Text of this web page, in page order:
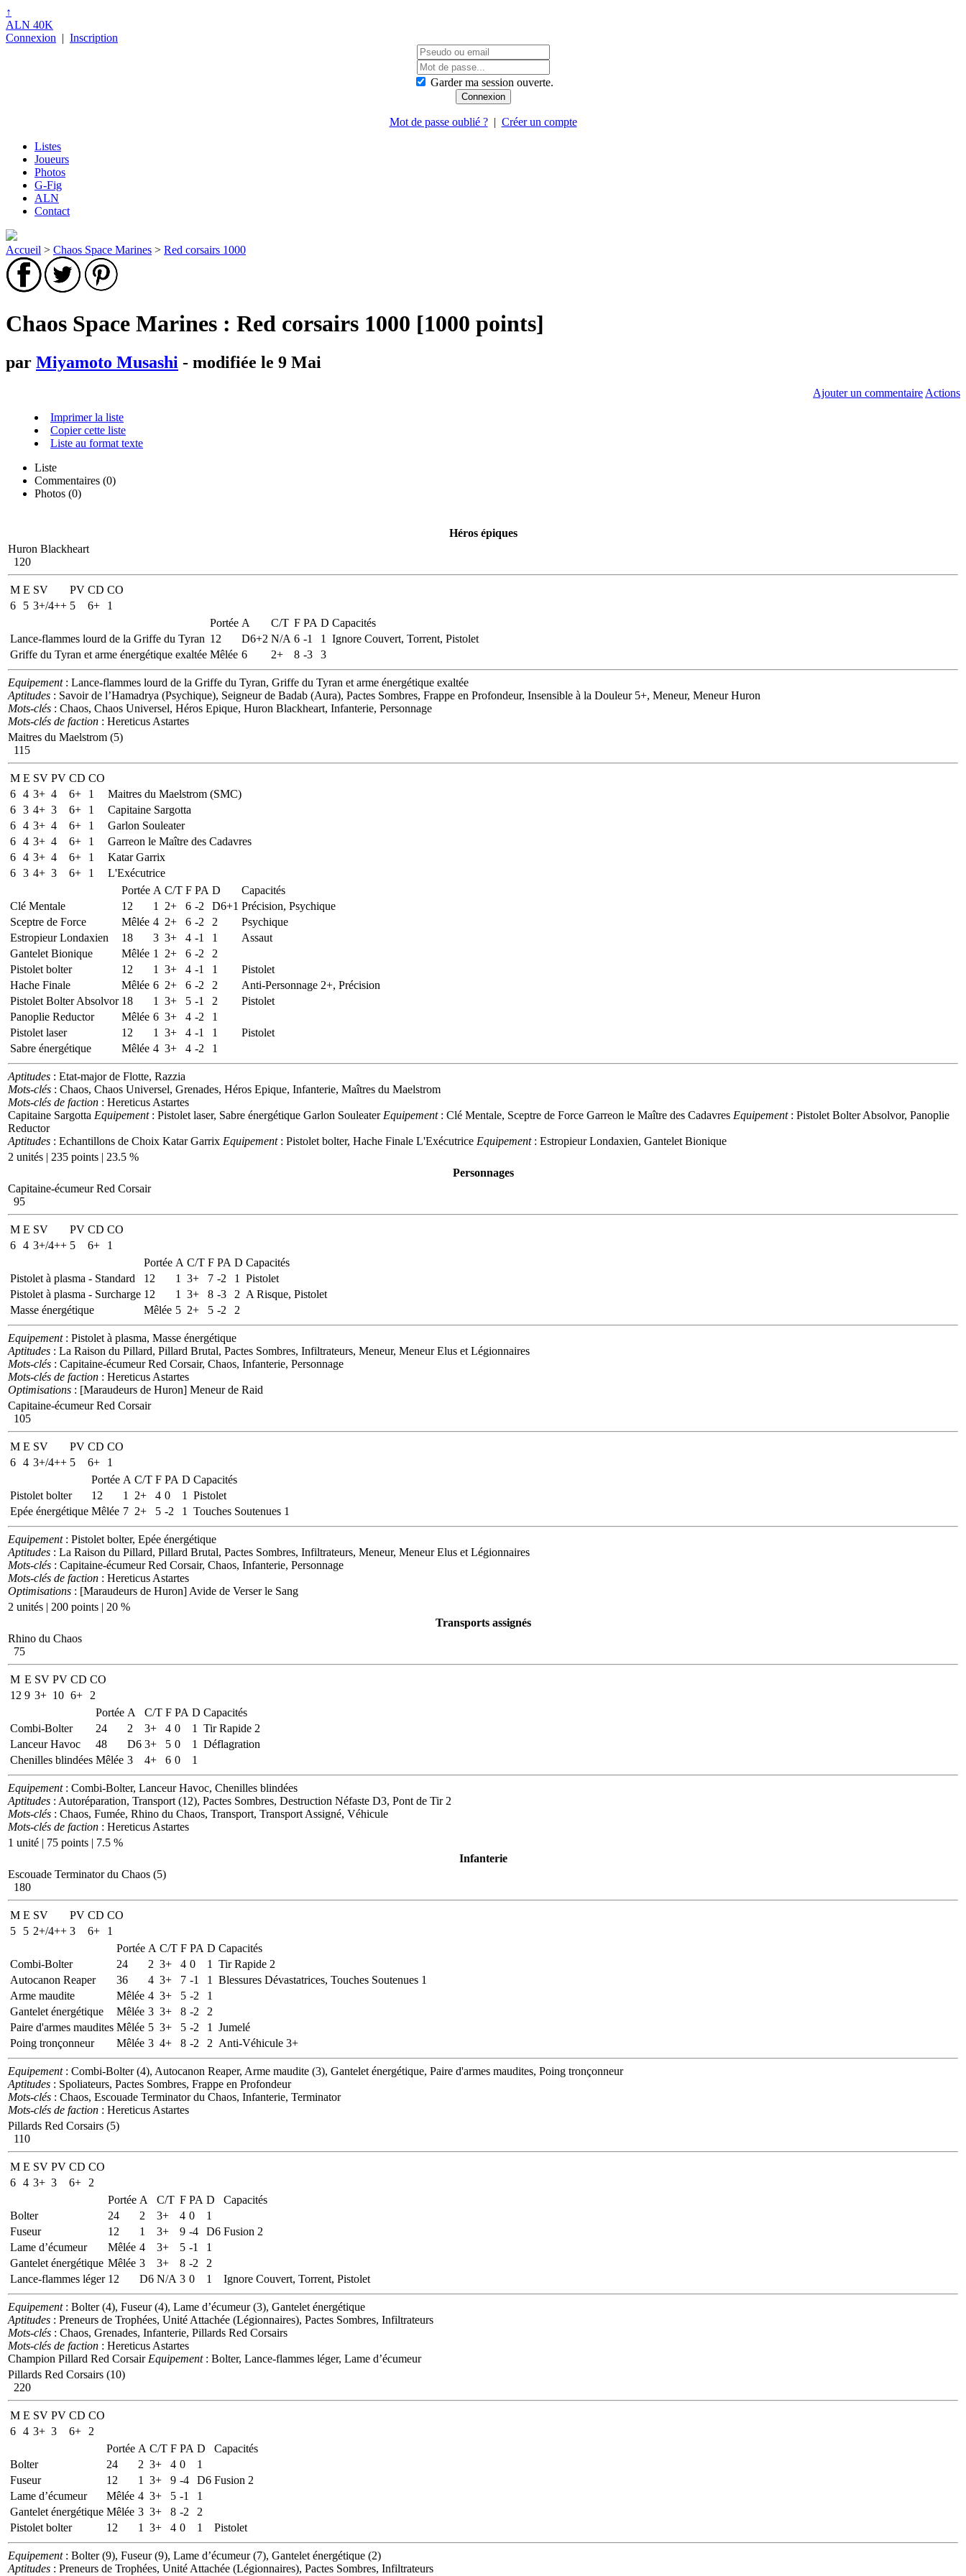
↑
ALN 40K
Connexion | Inscription
Garder ma session ouverte.
Mot de passe oublié ?| Créer un compte
Listes
Joueurs
Photos
G-Fig
ALN
Contact
Accueil > Chaos Space Marines > Red corsairs 1000
Chaos Space Marines : Red corsairs 1000 [1000 points]
par Miyamoto Musashi - modifiée le 9 Mai
Ajouter un commentaire Actions
Imprimer la liste
Copier cette liste
Liste au format texte
Liste
Commentaires (0)
Photos (0)
Héros épiques
Huron Blackheart
120
M E SV PV CD CO
6
5 3+/4++ 5 6+
1
Portée A C/T F PA D Capacités
Lance-flammes lourd de la Griffe du Tyran 12 D6+2 N/A 6 -1 1
Ignore Couvert, Torrent, Pistolet
Griffe du Tyran et arme énergétique exaltée Mêlée 6 2+ 8 -3 3
Equipement: Lance-flammes lourd de la Griffe du Tyran, Griffe du Tyran et arme énergétique exaltée
Aptitudes : Savoir de l’Hamadrya (Psychique), Seigneur de Badab (Aura), Pactes Sombres, Frappe en Profondeur, Insensible à la Douleur 5+, Meneur, Meneur Huron
Mots-clés : Chaos, Chaos Universel, Héros Epique, Huron Blackheart, Infanterie, Personnage
Mots-clés de faction : Hereticus Astartes
Maitres du Maelstrom (5)
115
M E SV PV CD CO
6 4 3+ 4 6+ 1
Maitres du Maelstrom (SMC)
6 3 4+ 3 6+ 1
Capitaine Sargotta
6 4 3+ 4 6+ 1
Garlon Souleater
6 4 3+ 4 6+ 1
Garreon le Maître des Cadavres
6 4 3+ 4 6+ 1
Katar Garrix
6 3 4+ 3 6+ 1
L'Exécutrice
Portée A C/T F PA D
Capacités
Clé Mentale
12 1 2+ 6 -2 D6+1 Précision, Psychique
Sceptre de Force
Mêlée 4 2+ 6 -2 2
Psychique
Estropieur Londaxien
18 3 3+ 4 -1 1
Assaut
Gantelet Bionique
Mêlée 1 2+ 6 -2
2
Pistolet bolter
12 1 3+ 4 -1 1
Pistolet
Hache Finale
Mêlée 6 2+ 6 -2 2
Anti-Personnage 2+, Précision
Pistolet Bolter Absolvor 18 1 3+ 5 -1 2
Pistolet
Panoplie Reductor
Mêlée 6 3+ 4 -2
1
Pistolet laser
12 1 3+ 4 -1 1
Pistolet
Sabre énergétique
Mêlée 4 3+ 4 -2 1
Aptitudes : Etat-major de Flotte, Razzia
Mots-clés : Chaos, Chaos Universel, Grenades, Héros Epique, Infanterie, Maîtres du Maelstrom
Mots-clés de faction : Hereticus Astartes
Capitaine Sargotta Equipement: Pistolet laser, Sabre énergétique Garlon Souleater Equipement: Clé Mentale, Sceptre de Force Garreon le Maître des Cadavres Equipement: Pistolet Bolter Absolvor, Panoplie
Reductor
Aptitudes : Echantillons de Choix Katar Garrix Equipement: Pistolet bolter, Hache Finale L'Exécutrice Equipement: Estropieur Londaxien, Gantelet Bionique
2 unités | 235 points | 23.5 %
Personnages
Capitaine-écumeur Red Corsair
95
M E SV PV CD CO
6 4 3+/4++ 5 6+
1
Portée A C/T F PA D Capacités
Pistolet à plasma - Standard
12 1 3+ 7 -2 1
Pistolet
Pistolet à plasma - Surcharge 12 1 3+ 8 -3 2 A Risque, Pistolet
Masse énergétique
Mêlée 5 2+ 5 -2 2
Equipement: Pistolet à plasma, Masse énergétique
Aptitudes : La Raison du Pillard, Pillard Brutal, Pactes Sombres, Infiltrateurs, Meneur, Meneur Elus et Légionnaires
Mots-clés : Capitaine-écumeur Red Corsair, Chaos, Infanterie, Personnage
Mots-clés de faction : Hereticus Astartes
Optimisations : [Maraudeurs de Huron] Meneur de Raid
Capitaine-écumeur Red Corsair
105
M E SV PV CD CO
6 4 3+/4++ 5 6+
1
Portée A C/T F PA D Capacités
Pistolet bolter
12 1 2+ 4 0 1
Pistolet
Epée énergétique Mêlée 7 2+ 5 -2 1 Touches Soutenues 1
Equipement: Pistolet bolter, Epée énergétique
Aptitudes : La Raison du Pillard, Pillard Brutal, Pactes Sombres, Infiltrateurs, Meneur, Meneur Elus et Légionnaires
Mots-clés : Capitaine-écumeur Red Corsair, Chaos, Infanterie, Personnage
Mots-clés de faction : Hereticus Astartes
Optimisations : [Maraudeurs de Huron] Avide de Verser le Sang
2 unités | 200 points | 20 %
Transports assignés
Rhino du Chaos
75
M E SV PV CD CO
12 9 3+ 10 6+
2
Portée A C/T F PA D Capacités
Combi-Bolter
24 2 3+ 4 0 1
Tir Rapide 2
Lanceur Havoc
48 D6 3+ 5 0 1
Déflagration
Chenilles blindées Mêlée 3 4+ 6 0 1
Equipement: Combi-Bolter, Lanceur Havoc, Chenilles blindées
Aptitudes : Autoréparation, Transport (12), Pactes Sombres, Destruction Néfaste D3, Pont de Tir 2
Mots-clés : Chaos, Fumée, Rhino du Chaos, Transport, Transport Assigné, Véhicule
Mots-clés de faction : Hereticus Astartes
1 unité | 75 points | 7.5 %
Infanterie
Escouade Terminator du Chaos (5)
180
M E SV PV CD CO
5
5 2+/4++ 3 6+
1
Portée A C/T F PA D Capacités
Combi-Bolter
24 2 3+ 4 0 1
Tir Rapide 2
Autocanon Reaper
36 4 3+ 7 -1 1
Blessures Dévastatrices, Touches Soutenues 1
Arme maudite
Mêlée 4 3+ 5 -2
1
Gantelet énergétique
Mêlée 3 3+ 8 -2
2
Paire d'armes maudites Mêlée 5 3+ 5 -2 1
Jumelé
Poing tronçonneur
Mêlée 3 4+ 8 -2 2 Anti-Véhicule 3+
Equipement: Combi-Bolter (4), Autocanon Reaper, Arme maudite (3), Gantelet énergétique, Paire d'armes maudites, Poing tronçonneur
Aptitudes : Spoliateurs, Pactes Sombres, Frappe en Profondeur
Mots-clés : Chaos, Escouade Terminator du Chaos, Infanterie, Terminator
Mots-clés de faction : Hereticus Astartes
Pillards Red Corsairs (5)
110
M E SV PV CD CO
6 4 3+ 3 6+
2
Portée A C/T F PA D
Capacités
Bolter
24 2 3+ 4 0
1
Fuseur
12 1 3+ 9 -4 D6 Fusion 2
Lame d’écumeur
Mêlée 4 3+ 5 -1
1
Gantelet énergétique Mêlée 3 3+ 8 -2
2
Lance-flammes léger 12 D6 N/A 3 0 1 Ignore Couvert, Torrent, Pistolet
Equipement: Bolter (4), Fuseur (4), Lame d’écumeur (3), Gantelet énergétique
Aptitudes : Preneurs de Trophées, Unité Attachée (Légionnaires), Pactes Sombres, Infiltrateurs
Mots-clés : Chaos, Grenades, Infanterie, Pillards Red Corsairs
Mots-clés de faction : Hereticus Astartes
Champion Pillard Red Corsair Equipement: Bolter, Lance-flammes léger, Lame d’écumeur
Pillards Red Corsairs (10)
220
M E SV PV CD CO
6 4 3+ 3 6+
2
Portée A C/T F PA D
Capacités
Bolter
24 2 3+ 4 0
1
Fuseur
12 1 3+ 9 -4 D6 Fusion 2
Lame d’écumeur
Mêlée 4 3+ 5 -1
1
Gantelet énergétique Mêlée 3 3+ 8 -2
2
Pistolet bolter
12 1 3+ 4 0 1 Pistolet
Equipement: Bolter (9), Fuseur (9), Lame d’écumeur (7), Gantelet énergétique (2)
Aptitudes : Preneurs de Trophées, Unité Attachée (Légionnaires), Pactes Sombres, Infiltrateurs